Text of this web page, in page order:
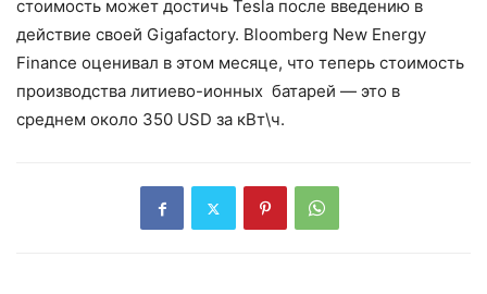
стоимость может достичь Tesla после введению в
действие своей Gigafactory. Bloomberg New Energy
Finance оценивал в этом месяце, что теперь стоимость
производства литиево-ионных батарей — это в
среднем около 350 USD за кВт\ч.